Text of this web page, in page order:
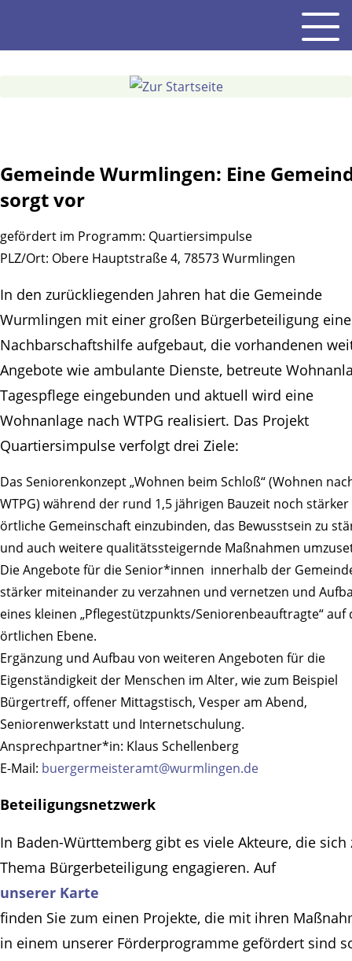
Inhalt
Gemeinde Wurmlingen: Eine
sorgt vor
gefördert im Programm: Quartiersimpulse
PLZ/Ort: Obere Hauptstraße 4, 78573 Wurmlingen
In den zurückliegenden Jahren hat die Gemeinde
Wurmlingen mit einer großen Bürgerbeteiligung eine
Nachbarschaftshilfe aufgebaut, die vorhandenen
Angebote wie ambulante Dienste, betreute
Tagespflege eingebunden und aktuell wird eine
Wohnanlage nach WTPG realisiert. Das Projekt
Quartiersimpulse verfolgt drei Ziele:
Das Seniorenkonzept „Wohnen beim Schloß“ (Wohnen
WTPG) während der rund 1,5 jährigen Bauzeit noch
örtliche Gemeinschaft einzubinden, das Bewusstsein zu
und auch weitere qualitätssteigernde Maßnahmen
Die Angebote für die Senior*innen innerhalb der
stärker miteinander zu verzahnen und vernetzen und
eines kleinen „Pflegestützpunkts/Seniorenbeauftragte“ auf
örtlichen Ebene.
Ergänzung und Aufbau von weiteren Angeboten für die
Eigenständigkeit der Menschen im Alter, wie zum Beispiel
Bürgertreff, offener Mittagstisch, Vesper am Abend,
Seniorenwerkstatt und Internetschulung.
Ansprechpartner*in: Klaus Schellenberg
E-Mail: buergermeisteramt@wurmlingen.de
Beteiligungsnetzwerk
In Baden-Württemberg gibt es viele Akteure, die sich
Thema Bürgerbeteiligung engagieren. Auf
unserer Karte
finden Sie zum einen Projekte, die mit ihren
in einem unserer Förderprogramme gefördert sind